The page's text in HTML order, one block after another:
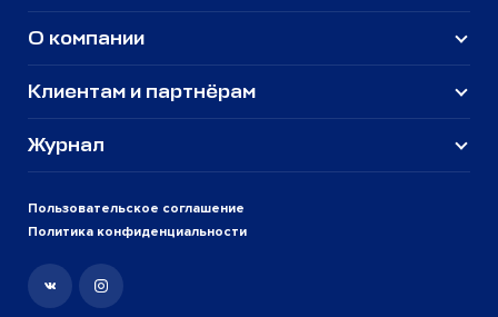
Пользовательское соглашение
Политика конфиденциальности
О компании
Клиентам и партнёрам
Журнал